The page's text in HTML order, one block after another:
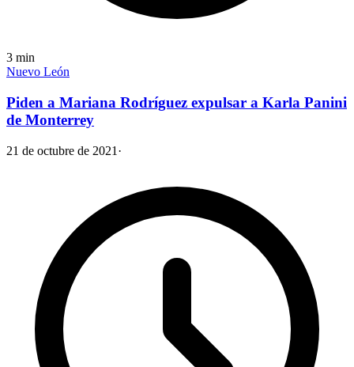
3 min
Nuevo León
Piden a Mariana Rodríguez expulsar a Karla Panini
de Monterrey
21 de octubre de 2021 ·